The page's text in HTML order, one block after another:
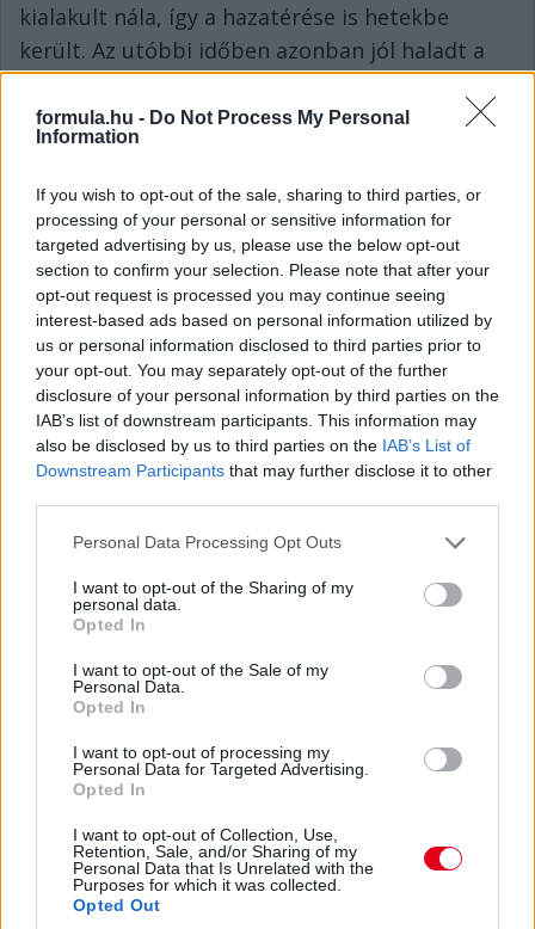
formula.hu - Do Not Process My Personal
Information
If you wish to opt-out of the sale, sharing to third parties, or
processing of your personal or sensitive information for
targeted advertising by us, please use the below opt-out
section to confirm your selection. Please note that after your
opt-out request is processed you may continue seeing
interest-based ads based on personal information utilized by
us or personal information disclosed to third parties prior to
your opt-out. You may separately opt-out of the further
disclosure of your personal information by third parties on the
IAB’s list of downstream participants. This information may
also be disclosed by us to third parties on the IAB’s List of
Downstream Participants that may further disclose it to other
Please note that this website/app uses one or more Google
not limited to your visit or usage behaviour. You may click to
grant or deny consent to Google and its third-party tags to
use your data for below specified purposes in below Google
consent section.
Personal Data Processing Opt Outs
I want to opt-out of the Sharing of my
personal data.
Opted In
I want to opt-out of the Sale of my
Personal Data.
Opted In
I want to opt-out of processing my
Personal Data for Targeted Advertising.
Opted In
I want to opt-out of Collection, Use,
Retention, Sale, and/or Sharing of my
Personal Data that Is Unrelated with the
Purposes for which it was collected.
Opted Out
kialakult nála, így a hazatérése is hetekbe
került. Az utóbbi időben azonban jól haladt a
pattant, szerdán pedig Misanóban egy privát
teszten – amelyre épp a csapata által
kezdeményezett és kiharcolt új szabály ad
lehetőséget a sérülésből visszatérő versenyzők
számára – vezethette az Aprilia RS-GP-t is.
„Remekül éreztem magam. Nagyszerű munkát
végeztünk az elejétől, egyre többet a nap
folyamán. Szóval rendkívül örülök és készen
állok arra, ami jön. A terv az, hogy Brnóban
visszatérek. Remélem, minden jól megy a héten,
megfelelő körülmények között edzhetek, és
fogalmazott a tesztnap végén Martin, aki tehát
szünet előtti utolsó forduló lesz) térhet vissza,
amennyiben megfelel az orvosi vizsgálatokon.
Formula Shakedown: Marczyk vs. Mabellini
az Eb-címért? – Csomós Mixi
A római ERC-futam elemzése, érdekességei,
Solberg Rally1-es lehetősége, a WRC2 értéke és
a világ elferdülése: ezekről beszélgetett a friss
Formula Shakedownban Csomós Mixi és